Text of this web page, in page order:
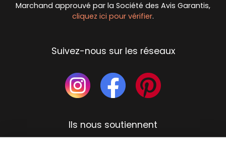
Marchand approuvé par la Société des Avis Garantis,
cliquez ici pour vérifier.
Suivez-nous sur les réseaux
Ils nous soutiennent